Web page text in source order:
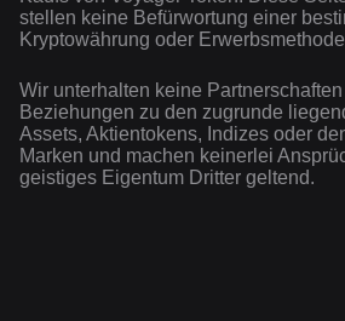
stellen keine Befürwortung einer
Kryptowährung oder
Wir unterhalten keine
Beziehungen zu den zugrunde
Assets, Aktientokens, Indizes oder
Marken und machen keinerlei
geistiges Eigentum Dritter geltend.